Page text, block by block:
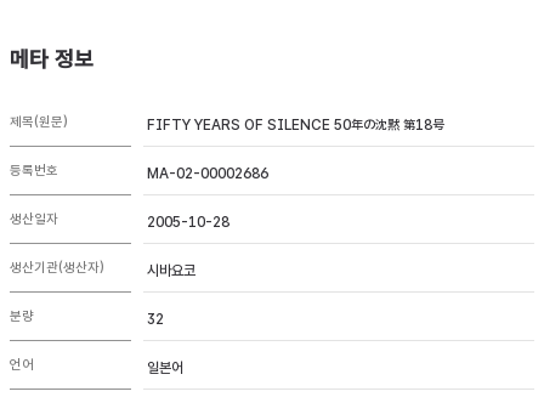
메타 정보
제목(원문) FIFTY YEARS OF SILENCE 50年の沈黙 第18号
등록번호 MA-02-00002686
생산일자 2005-10-28
생산기관(생산자) 시바요코
분량 32
언어 일본어